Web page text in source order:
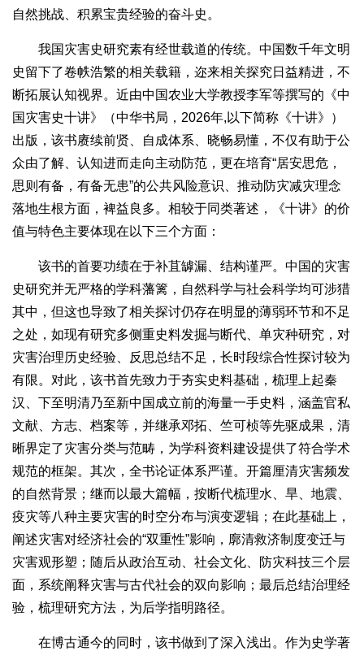
自然挑战、积累宝贵经验的奋斗史。
我国灾害史研究素有经世载道的传统。中国数千年文明
史留下了卷帙浩繁的相关载籍，迩来相关探究日益精进，不
断拓展认知视界。近由中国农业大学教授李军等撰写的《中
国灾害史十讲》（中华书局，2026年,以下简称《十讲》）
出版，该书赓续前贤、自成体系、晓畅易懂，不仅有助于公
众由了解、认知进而走向主动防范，更在培育“居安思危，
思则有备，有备无患”的公共风险意识、推动防灾减灾理念
落地生根方面，裨益良多。相较于同类著述，《十讲》的价
值与特色主要体现在以下三个方面：
该书的首要功绩在于补苴罅漏、结构谨严。中国的灾害
史研究并无严格的学科藩篱，自然科学与社会科学均可涉猎
其中，但这也导致了相关探讨仍存在明显的薄弱环节和不足
之处，如现有研究多侧重史料发掘与断代、单灾种研究，对
灾害治理历史经验、反思总结不足，长时段综合性探讨较为
有限。对此，该书首先致力于夯实史料基础，梳理上起秦
汉、下至明清乃至新中国成立前的海量一手史料，涵盖官私
文献、方志、档案等，并继承邓拓、竺可桢等先驱成果，清
晰界定了灾害分类与范畴，为学科资料建设提供了符合学术
规范的框架。其次，全书论证体系严谨。开篇厘清灾害频发
的自然背景；继而以最大篇幅，按断代梳理水、旱、地震、
疫灾等八种主要灾害的时空分布与演变逻辑；在此基础上，
阐述灾害对经济社会的“双重性”影响，廓清救济制度变迁与
灾害观形塑；随后从政治互动、社会文化、防灾科技三个层
面，系统阐释灾害与古代社会的双向影响；最后总结治理经
验，梳理研究方法，为后学指明路径。
在博古通今的同时，该书做到了深入浅出。作为史学著